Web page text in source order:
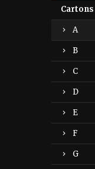
Cartons
A
B
C
D
E
F
G